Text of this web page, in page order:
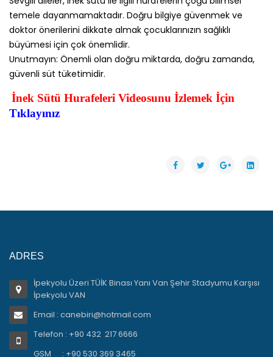
temele dayanmamaktadır. Doğru bilgiye güvenmek ve
doktor önerilerini dikkate almak çocuklarınızın sağlıklı
büyümesi için çok önemlidir.
Unutmayın: Önemli olan doğru miktarda, doğru zamanda,
güvenli süt tüketimidir.
İnek Sütü Hurafeleri Videosunu İzlemek İçin
Tıklayınız
ADRES
İpekyolu Üzeri TÜİK Binası Yanı Van Şehir Stadyumu Karşısı
İpekyolu VAN
Email : canebiri@hotmail.com
Telefon : +90 432 217 6666
GSM : +90 530 369 3465